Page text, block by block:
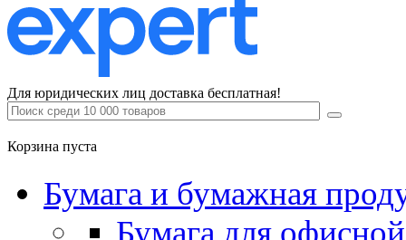
Для юридических лиц доставка бесплатная!
Корзина пуста
Бумага и бумажная
Бумага для